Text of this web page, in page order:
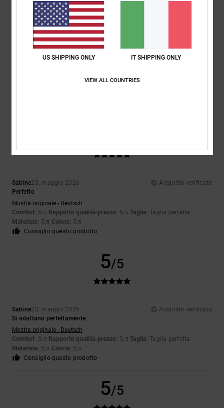
Taglia
Troppo piccolo Troppo grande
5.0
Sabine23. maggio 2026
Acquisto verificato
Perfetto
Mostra originale - Deutsch
Comfort: 5/5 Rapporto qualità-prezzo : 5/5 Taglia: Taglia perfetta
Materiale: 5/5 Colore: 5/5
Consiglio questo prodotto
5/5
Sabine23. maggio 2026
Acquisto verificato
Si adattano perfettamente
Mostra originale - Deutsch
Comfort: 5/5 Rapporto qualità-prezzo : 5/5 Taglia: Taglia perfetta
Materiale: 5/5 Colore: 5/5
Consiglio questo prodotto
5/5
US SHIPPING ONLY IT SHIPPING ONLY
VIEW ALL COUNTRIES